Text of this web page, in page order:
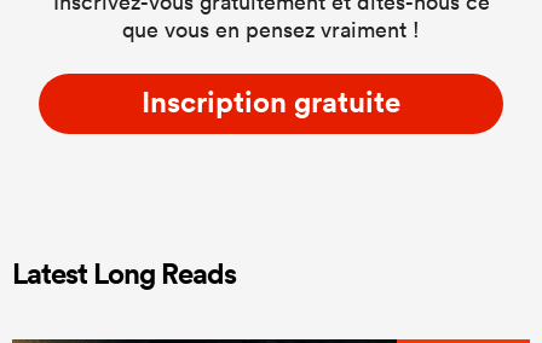
que vous en pensez vraiment !
Inscription gratuite
Latest Long Reads